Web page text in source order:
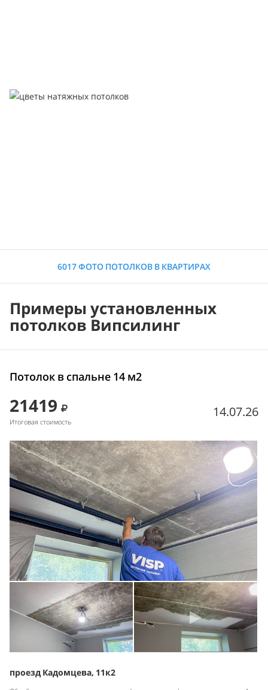
6017 ФОТО ПОТОЛКОВ В КВАРТИРАХ
Примеры установленных
потолков Випсилинг
Потолок в спальне 14 м2
21419
Итоговая стоимость
14.07.26
проезд Кадомцева, 11к2